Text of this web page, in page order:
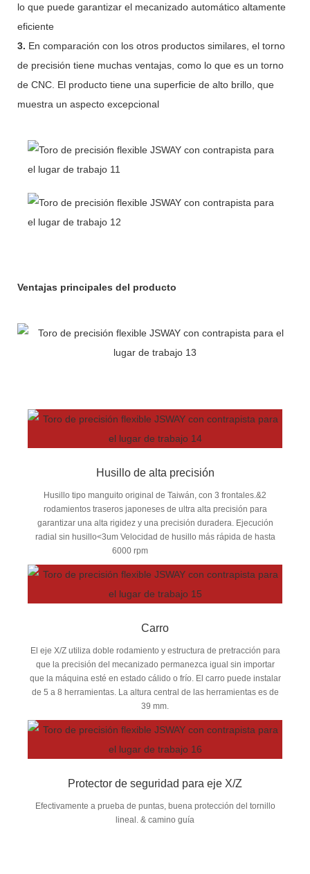
lo que puede garantizar el mecanizado automático altamente
eficiente
3. En comparación con los otros productos similares, el torno
de precisión tiene muchas ventajas, como lo que es un torno
de CNC. El producto tiene una superficie de alto brillo, que
muestra un aspecto excepcional
Ventajas principales del producto
Husillo de alta precisión
Husillo tipo manguito original de Taiwán, con 3 frontales.&2
rodamientos traseros japoneses de ultra alta precisión para
garantizar una alta rigidez y una precisión duradera. Ejecución
radial sin husillo<3um Velocidad de husillo más rápida de hasta
6000 rpm
Carro
El eje X/Z utiliza doble rodamiento y estructura de pretracción para
que la precisión del mecanizado permanezca igual sin importar
que la máquina esté en estado cálido o frío. El carro puede instalar
de 5 a 8 herramientas. La altura central de las herramientas es de
39 mm.
Protector de seguridad para eje X/Z
Efectivamente a prueba de puntas, buena protección del tornillo
lineal. & camino guía